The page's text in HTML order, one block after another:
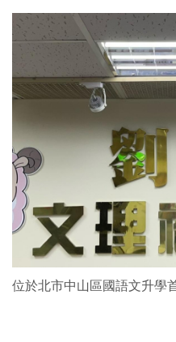
位於北市中山區國語文升學